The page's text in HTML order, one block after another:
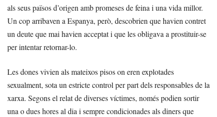
als seus països d’origen amb promeses de feina i una vida millor.
Un cop arribaven a Espanya, però, descobrien que havien contret
un deute que mai havien acceptat i que les obligava a prostituir-se
per intentar retornar-lo.
Les dones vivien als mateixos pisos on eren explotades
sexualment, sota un estricte control per part dels responsables de la
xarxa. Segons el relat de diverses víctimes, només podien sortir
una o dues hores al dia i sempre condicionades als diners que